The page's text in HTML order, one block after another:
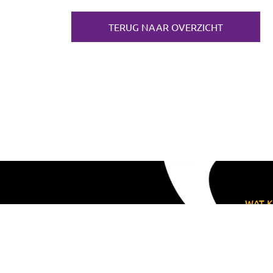
TERUG NAAR OVERZICHT
WAT